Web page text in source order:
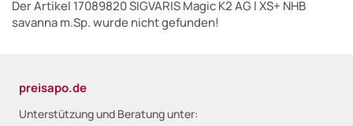
Der Artikel 17089820 SIGVARIS Magic K2 AG l XS+ NHB
savanna m.Sp. wurde nicht gefunden!
preisapo.de
Unterstützung und Beratung unter: